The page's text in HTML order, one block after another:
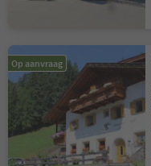
Op aanvraag